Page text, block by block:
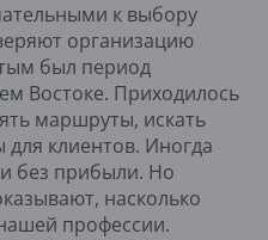
к выбору
организацию
был период
Востоке. Приходилось
маршруты, искать
клиентов. Иногда
без прибыли. Но
насколько
профессии.